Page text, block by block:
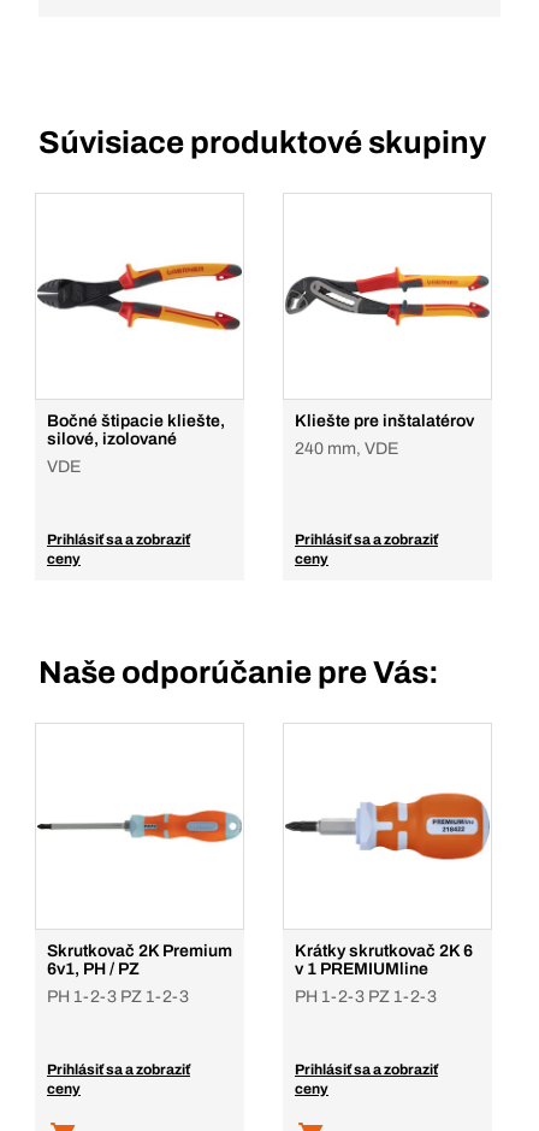
Súvisiace produktové skupiny
Bočné štipacie kliešte,
silové, izolované
VDE
Prihlásiť sa a zobraziť
ceny
Kliešte pre inštalatérov
240 mm, VDE
Prihlásiť sa a zobraziť
ceny
Naše odporúčanie pre Vás:
Skrutkovač 2K Premium
6v1, PH / PZ
PH 1-2-3 PZ 1-2-3
Prihlásiť sa a zobraziť
ceny
Krátky skrutkovač 2K 6
v 1 PREMIUMline
PH 1-2-3 PZ 1-2-3
Prihlásiť sa a zobraziť
ceny